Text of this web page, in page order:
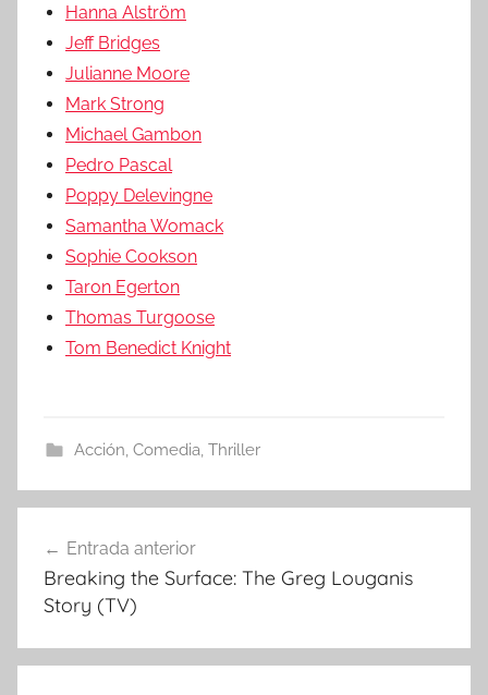
Hanna Alström
Jeff Bridges
Julianne Moore
Mark Strong
Michael Gambon
Pedro Pascal
Poppy Delevingne
Samantha Womack
Sophie Cookson
Taron Egerton
Thomas Turgoose
Tom Benedict Knight
Acción, Comedia, Thriller
Navegación
de
Entrada anterior
Breaking the Surface: The Greg Louganis
Story (TV)